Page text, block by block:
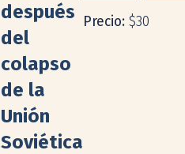
después
del
colapso
de la
Unión
Soviética
Precio: $30